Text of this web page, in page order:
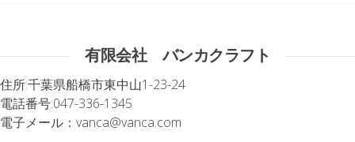
有限会社 バンカクラフト
住所:千葉県船橋市東中山1-23-24
電話番号:047-336-1345
電子メール： vanca@vanca.com